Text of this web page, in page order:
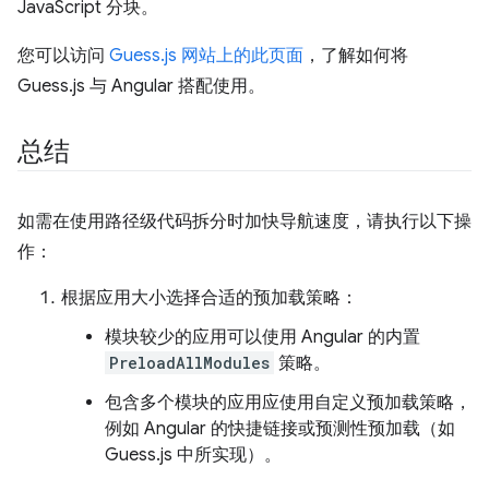
JavaScript 分块。
您可以访问 Guess.js 网站上的此页面 ，了解如何将
Guess.js 与 Angular 搭配使用。
总结
如需在使用路径级代码拆分时加快导航速度，请执行以下操
作：
根据应用大小选择合适的预加载策略：
模块较少的应用可以使用 Angular 的内置
PreloadAllModules 策略。
包含多个模块的应用应使用自定义预加载策略，
例如 Angular 的快捷链接或预测性预加载（如
Guess.js 中所实现）。